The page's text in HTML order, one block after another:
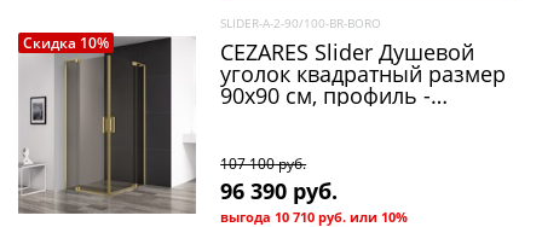
Скидка 10%
SLIDER-A-2-90/100-BR-BORO
CEZARES Slider Душевой
уголок квадратный размер
90x90 см, профиль -
Распашная
107 100 руб.
96 390 руб.
выгода 10 710 руб. или 10%